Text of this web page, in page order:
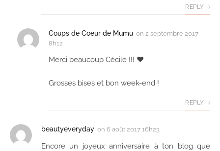
REPLY
Coups de Coeur de Mumu on 2 septembre 2017
8h12
Merci beaucoup Cécile !!! ♥
Grosses bises et bon week-end !
REPLY
beautyeveryday on 6 août 2017 16h23
Encore un joyeux anniversaire à ton blog que